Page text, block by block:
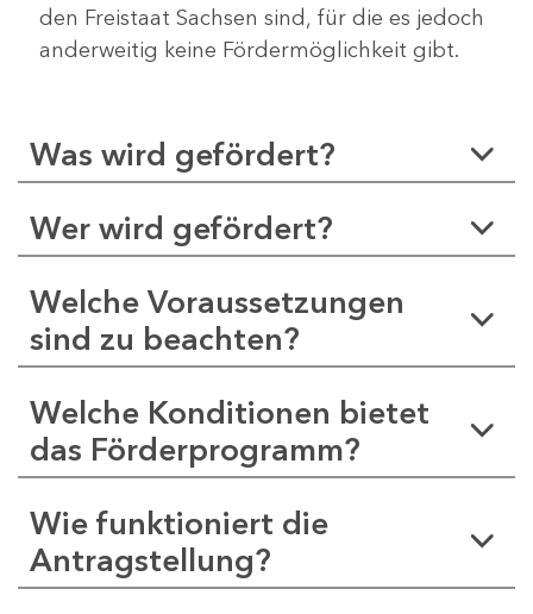
den Freistaat Sachsen sind, für die es jedoch
anderweitig keine Fördermöglichkeit gibt.
Was wird gefördert?
Wer wird gefördert?
Welche Voraussetzungen
sind zu beachten?
Welche Konditionen bietet
das Förderprogramm?
Wie funktioniert die
Antragstellung?